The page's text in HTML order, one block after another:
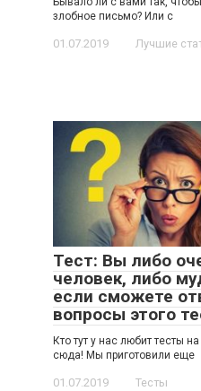
злобное письмо? Или с
01.07.2019
Лучшие
Тест: Вы либо
человек, либо
если сможете
вопросы этого
Кто тут у нас любит тесты
сюда! Мы приготовили еще
01.07.2019 Тесты